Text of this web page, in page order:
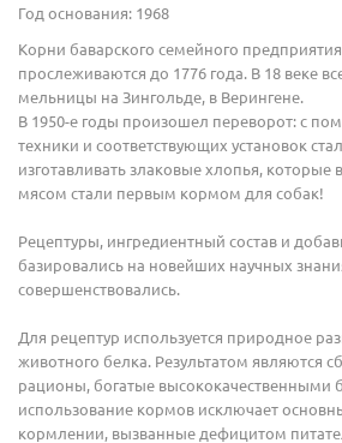
Год основания: 1968
Корни баварского семейного предприятия
прослеживаются до 1776 года. В 18 веке
мельницы на Зингольде, в Верингене.
В 1950-е годы произошел переворот: c
техники и соответствующих установок
изготавливать злаковые хлопья, которые
мясом стали первым кормом для собак!
Pецептуры, ингредиентный состав и
базировались на новейших научных
совершенствовались.
Для рецептур используется природное
животного белка. Результатом являются
рационы, богатые высококачественными
использование кормов исключает
кормлении, вызванные дефицитом